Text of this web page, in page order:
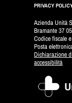
PRIVACY
Azienda Unità
Bramante 37
Codice fiscale
Posta
Dichiarazione
accessibilità